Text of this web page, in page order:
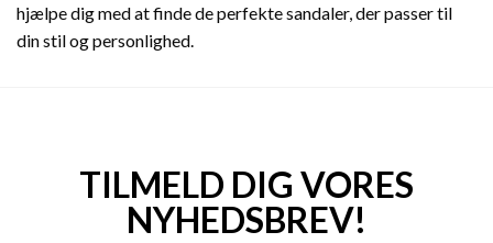
hjælpe dig med at finde de perfekte sandaler, der passer til
din stil og personlighed.
TILMELD DIG VORES
NYHEDSBREV!